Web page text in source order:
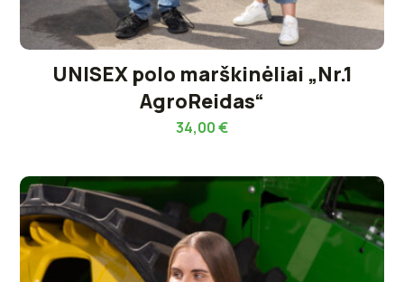
UNISEX polo marškinėliai „Nr.1
AgroReidas“
34,00€